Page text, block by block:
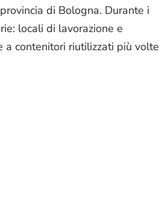
di Bologna. Durante i
locali di lavorazione e
a contenitori riutilizzati più volte